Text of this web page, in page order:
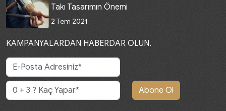
Takı Tasarımın Önemi
2 Tem 2021
KAMPANYALARDAN HABERDAR OLUN.
Abone Ol